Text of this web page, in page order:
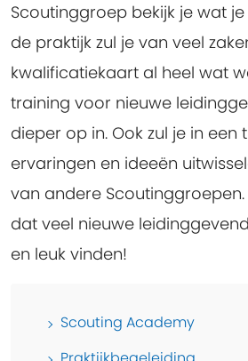
Scoutinggroep bekijk je wat
de praktijk zul je van veel
kwalificatiekaart al heel wat
training voor nieuwe
dieper op in. Ook zul je in een
ervaringen en ideeën
van andere
dat veel nieuwe
en leuk vinden!
Scouting Academy